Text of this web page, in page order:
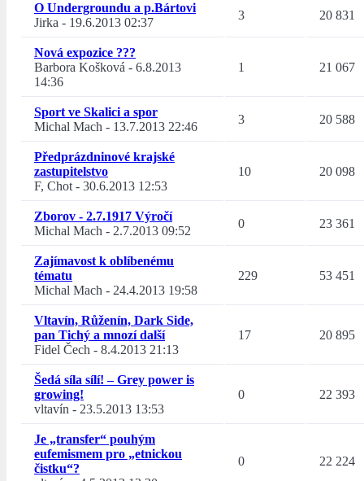
O Undergroundu a p.Bártovi
Jirka - 19.6.2013 02:37
3 20 831
Nová expozice ???
Barbora Košková - 6.8.2013
14:36
1 21 067
Sport ve Skalici a spor
Michal Mach - 13.7.2013 22:46
3 20 588
Předprázdninové krajské
zastupitelstvo
F, Chot- 30.6.2013 12:53
10 20 098
Zborov - 2.7.1917 Výročí
Michal Mach - 2.7.2013 09:52
0 23 361
Zajímavost k oblíbenému
tématu
Michal Mach - 24.4.2013 19:58
229 53 451
Vltavín, Růženín, Dark Side,
pan Tichý a mnozí další
Fidel Čech - 8.4.2013 21:13
17 20 895
Šedá síla sílí! – Grey power is
growing!
vltavín - 23.5.2013 13:53
0 22 393
Je „transfer“ pouhým
eufemismem pro „etnickou
čistku“?
0 22 224